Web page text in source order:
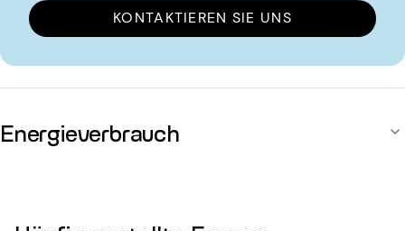
KONTAKTIEREN SIE UNS
Energieverbrauch